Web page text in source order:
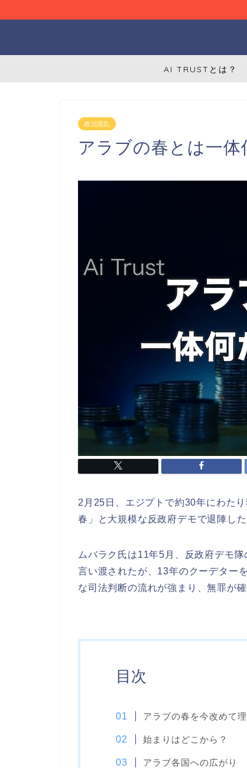
AI TRUSTとは？
政治混乱
アラブの春とは一体
2月25日、エジプトで約30年にわた
春」と大規模な反政府デモで退陣し
ムバラク氏は11年5月、反政府デモ
言い渡されたが、13年のクーデター
な司法判断の流れが強まり、無罪が
目次
アラブの春を今改めて理
始まりはどこから？
アラブ各国への広がり